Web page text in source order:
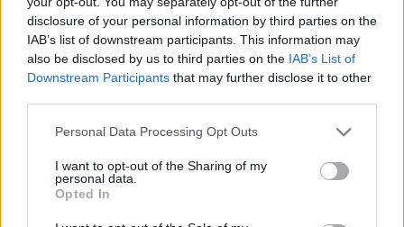
disclosure of your personal information by third parties on the
IAB’s list of downstream participants. This information may
also be disclosed by us to third parties on the IAB’s List of
Downstream Participants that may further disclose it to other
Personal Data Processing Opt Outs
I want to opt-out of the Sharing of my
personal data.
Opted In
Leicht
Oberskren
Leicht
Leicht